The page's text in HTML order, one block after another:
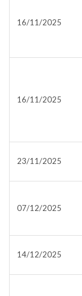
16/11/2025
16/11/2025
23/11/2025
07/12/2025
14/12/2025